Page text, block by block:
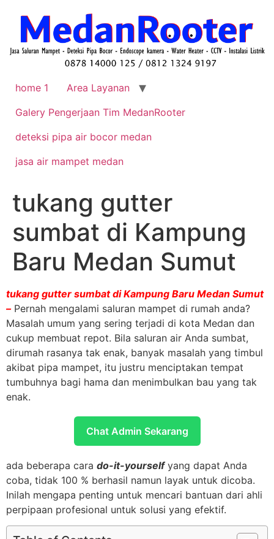
home 1
Area Layanan
Galery Pengerjaan Tim MedanRooter
deteksi pipa air bocor medan
jasa air mampet medan
tukang gutter
sumbat di Kampung
Baru Medan Sumut
tukang gutter sumbat di Kampung Baru Medan Sumut
–Pernah mengalami saluran mampet di rumah anda?
Masalah umum yang sering terjadi di kota Medan dan
cukup membuat repot. Bila saluran air Anda sumbat,
dirumah rasanya tak enak, banyak masalah yang timbul
akibat pipa mampet, itu justru menciptakan tempat
tumbuhnya bagi hama dan menimbulkan bau yang tak
enak.
Chat Admin Sekarang
ada beberapa cara do-it-yourselfyang dapat Anda
coba, tidak 100 % berhasil namun layak untuk dicoba.
Inilah mengapa penting untuk mencari bantuan dari ahli
perpipaan profesional untuk solusi yang efektif.